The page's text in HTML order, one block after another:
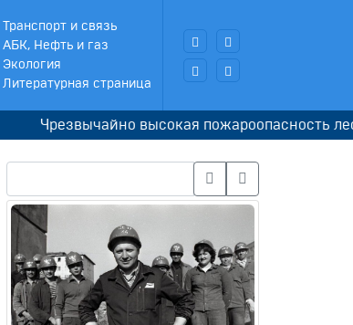
Транспорт и связь
АБК, Нефть и газ
Экология
Литературная страница
Чрезвычайно высокая пожароопасность леса